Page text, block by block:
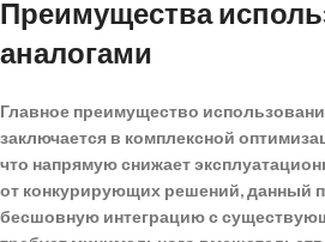
Преимущества
аналогами
Главное преимущество
заключается в комплексной
что напрямую снижает
от конкурирующих решений, данный
бесшовную интеграцию с